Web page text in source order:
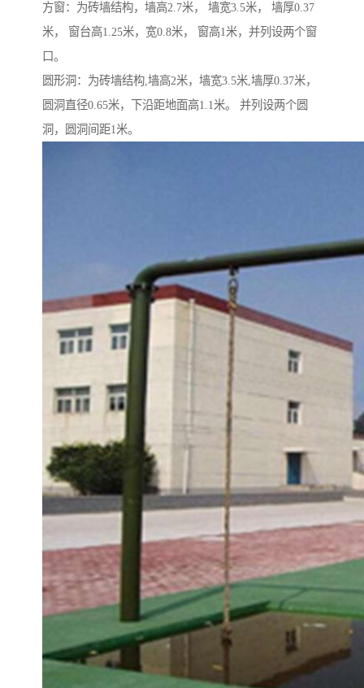
方窗：为砖墙结构，墙高2.7米， 墙宽3.5米， 墙厚0.37
米， 窗台高1.25米，宽0.8米， 窗高1米，并列设两个窗
口。
圆形洞：为砖墙结构,墙高2米，墙宽3.5米,墙厚0.37米，
圆洞直径0.65米，下沿距地面高1.1米。 并列设两个圆
洞，圆洞间距1米。